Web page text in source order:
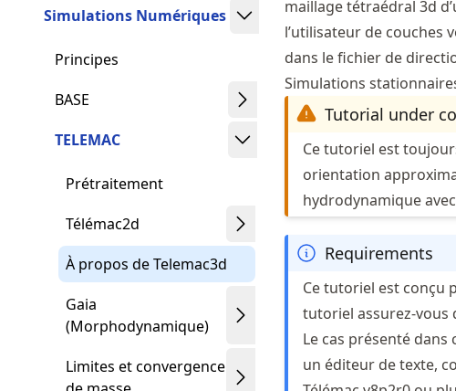
Simulations Numériques
Principes
BASE
TELEMAC
Prétraitement
Télémac2d
À propos de Telemac3d
Gaia
(Morphodynamique)
Limites et convergence
maillage tétraédral 3d
l’utilisateur de couches
dans le fichier de
Simulations
Tutorial under
Ce tutoriel est
orientation
hydrodynamique avec
Requirements
Ce tutoriel est conçu
tutoriel assurez-vous
Le cas présenté
un éditeur de texte,